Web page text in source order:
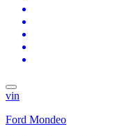
vin
Ford Mondeo